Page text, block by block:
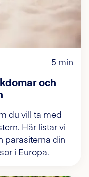
5 min
och
du vill ta med
Här listar vi
parasiterna din
i Europa.